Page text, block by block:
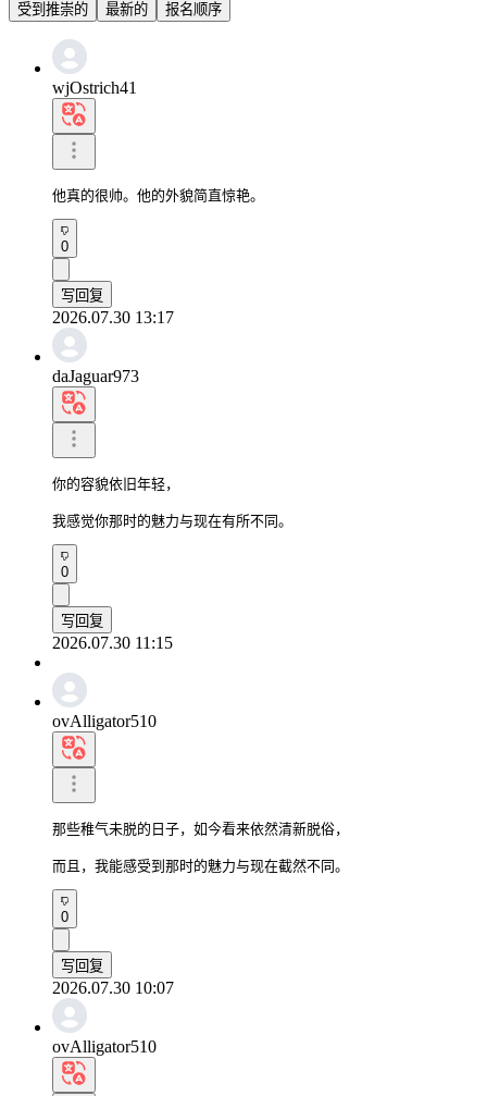
受到推崇的 最新的 报名顺序
wjOstrich41
他真的很帅。他的外貌简直惊艳。
0
写回复
2026.07.30 13:17
daJaguar973
你的容貌依旧年轻，
我感觉你那时的魅力与现在有所不同。
0
写回复
2026.07.30 11:15
ovAlligator510
那些稚气未脱的日子，如今看来依然清新脱俗，
而且，我能感受到那时的魅力与现在截然不同。
0
写回复
2026.07.30 10:07
ovAlligator510